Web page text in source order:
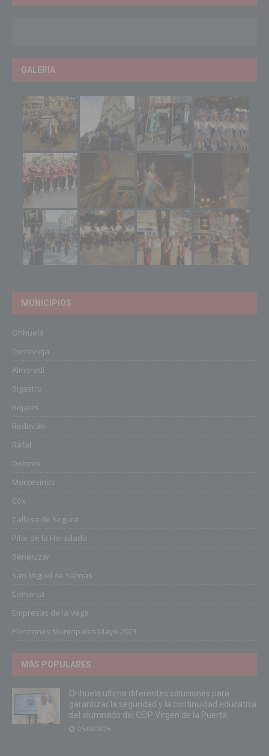
GALERIA
MUNICIPIOS
Orihuela
Torrevieja
Almoradí
Bigastro
Rojales
Redován
Rafal
Dolores
Montesinos
Cox
Callosa de Segura
Pilar de la Horadada
Benejuzar
San Miguel de Salinas
Comarca
Empresas de la Vega
Elecciones Municipales Mayo 2023
MÁS POPULARES
Orihuela ultima diferentes soluciones para
garantizar la seguridad y la continuidad educativa
del alumnado del CEIP Virgen de la Puerta
05/08/2026